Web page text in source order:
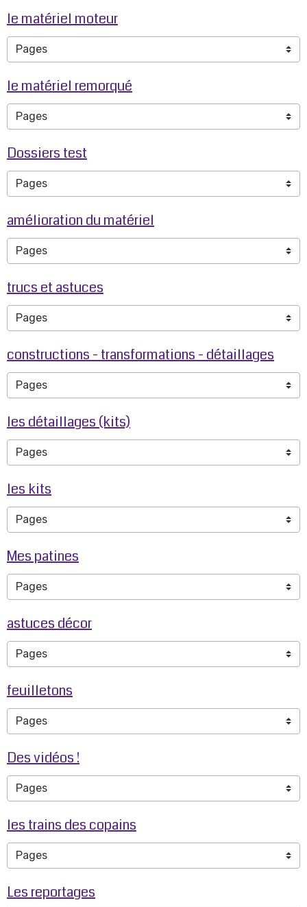
le matériel moteur
le matériel remorqué
Dossiers test
amélioration du matériel
trucs et astuces
constructions - transformations - détaillages
les détaillages (kits)
les kits
Mes patines
astuces décor
feuilletons
Des vidéos !
les trains des copains
Les reportages